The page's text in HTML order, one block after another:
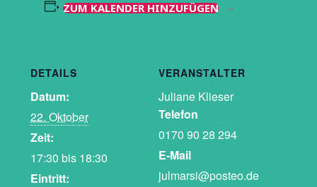
ZUM KALENDER HINZUFÜGEN
DETAILS
Datum:
22. Oktober
Zeit:
17:30 bis 18:30
Eintritt:
VERANSTALTER
Juliane Klieser
Telefon
0170 90 28 294
E-Mail
julmarsi@posteo.de